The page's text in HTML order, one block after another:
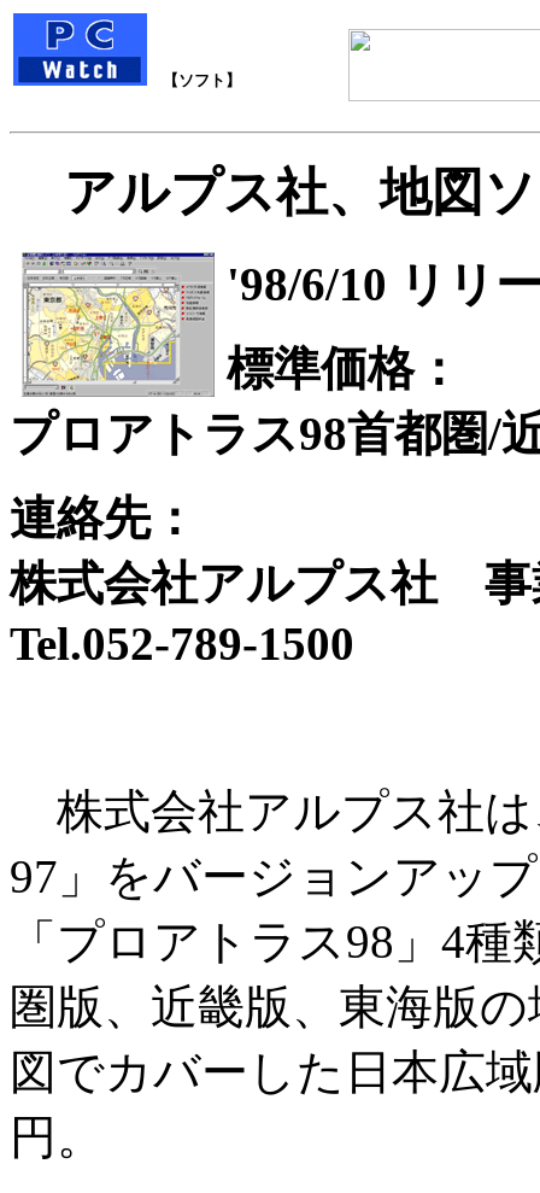
【ソフト】
アルプス社、地図
'98/6/10 リリ
標準価格：
プロアトラス98首都圏/
連絡先：
株式会社アルプス社 事
Tel.052-789-1500
株式会社アルプス社
97」をバージョンアッ
「プロアトラス98」4
圏版、近畿版、東海版
図でカバーした日本広
円。